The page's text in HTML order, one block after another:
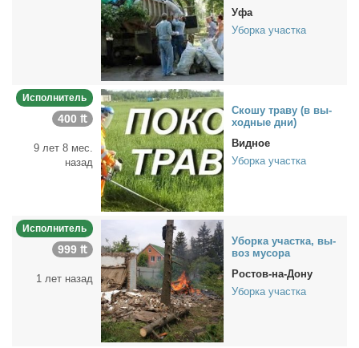
Уфа
Уборка участка
Исполнитель
400 ₶
9 лет 8 мес.
назад
Ско­шу тра­ву (в вы­
ход­ные дни)
Видное
Уборка участка
Исполнитель
999 ₶
1 лет назад
Убор­ка участ­ка, вы­
воз му­со­ра
Ростов-на-Дону
Уборка участка